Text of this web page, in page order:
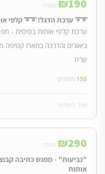
₪190 ומעלה
➰➰ ערכת הדגל! ➰➰ קלפי
ש"ח
150 תומכים
₪290 ומעלה
"נביעות" - מפגש כתיבה
אותות